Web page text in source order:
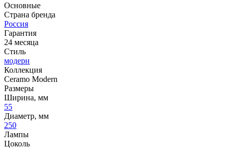
Основные
Страна бренда
Россия
Гарантия
24 месяца
Стиль
модерн
Коллекция
Ceramo Modern
Размеры
Ширина, мм
55
Диаметр, мм
250
Лампы
Цоколь